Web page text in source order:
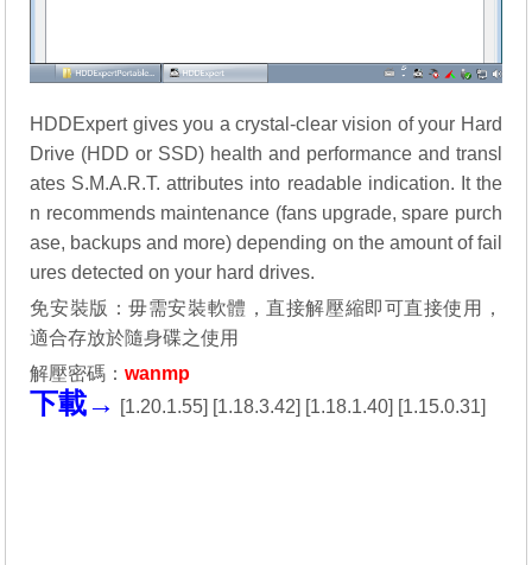
HDDExpert gives you a crystal-clear vision of your Hard
Drive (HDD or SSD) health and performance and transl
ates S.M.A.R.T. attributes into readable indication. It the
n recommends maintenance (fans upgrade, spare purch
ase, backups and more) depending on the amount of fail
ures detected on your hard drives.
免安裝版：毋需安裝軟體，直接解壓縮即可直接使用，
適合存放於隨身碟之使用
解壓密碼：wanmp
下載→ [1.20.1.55] [1.18.3.42] [1.18.1.40] [1.15.0.31]